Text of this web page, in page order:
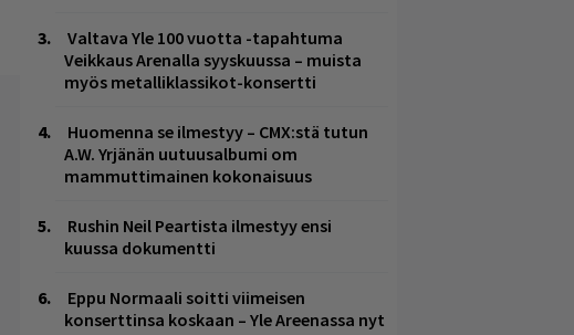
Valtava Yle 100 vuotta -tapahtuma
Veikkaus Arenalla syyskuussa – muista
myös metalliklassikot-konsertti
Huomenna se ilmestyy – CMX:stä tutun
A.W. Yrjänän uutuusalbumi om
mammuttimainen kokonaisuus
Rushin Neil Peartista ilmestyy ensi
kuussa dokumentti
Eppu Normaali soitti viimeisen
konserttinsa koskaan – Yle Areenassa nyt